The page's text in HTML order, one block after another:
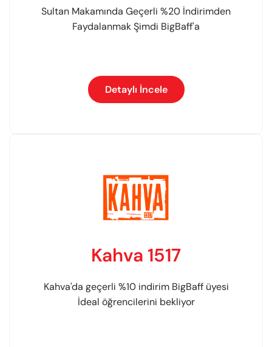
Sultan Makamında Geçerli %20 İndirimden
Faydalanmak Şimdi BigBaff'a
Detaylı İncele
Kahva 1517
Kahva'da geçerli %10 indirim BigBaff üyesi
İdeal öğrencilerini bekliyor